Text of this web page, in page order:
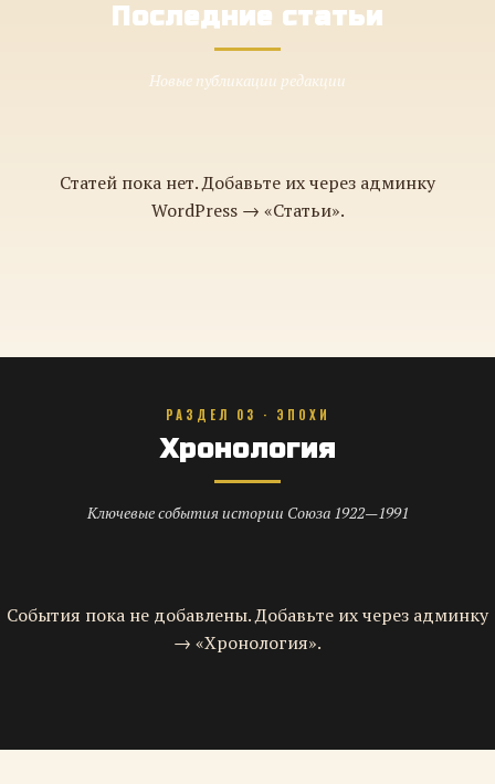
Последние статьи
Новые публикации редакции
Статей пока нет. Добавьте их через админку
WordPress → «Статьи».
РАЗДЕЛ 03 · ЭПОХИ
Хронология
Ключевые события истории Союза 1922—1991
События пока не добавлены. Добавьте их через админку
→ «Хронология».